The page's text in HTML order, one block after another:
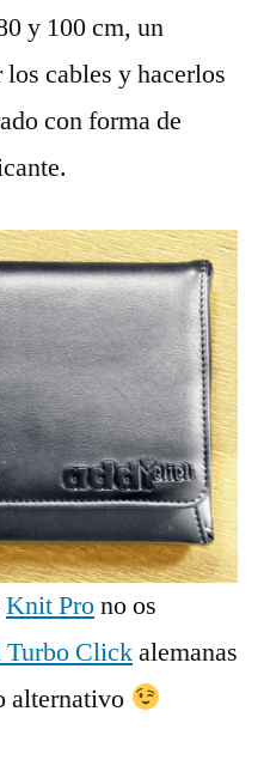
y 100 cm, un
cables y hacerlos
con forma de
Knit Prono os
Clickalemanas
alternativo